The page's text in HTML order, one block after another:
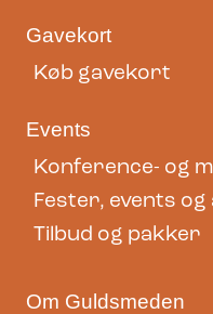
Gavekort
Køb gavekort
Events
Konference- og
Fester, events
Tilbud og pakker
Om Guldsmeden